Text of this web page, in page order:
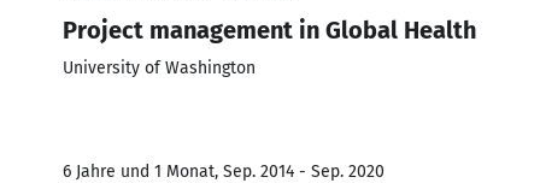
Project management in Global Health
University of Washington
6 Jahre und 1 Monat, Sep. 2014 - Sep. 2020